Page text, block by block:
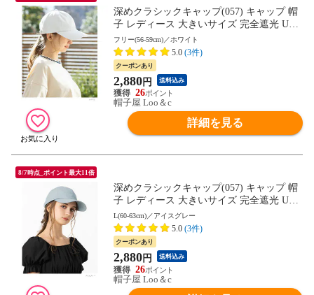
深めクラシックキャップ(057) キャップ 帽
子 レディース 大きいサイズ 完全遮光 UV
カット つば広 自転車 日よけ かぶーる日傘
母の日
フリー(56-59cm)／ホワイト
5.0 (3件)
クーポンあり
2,880円 送料込み
26
帽子屋 Loo＆c
詳細を見る
8/7時点_ポイント最大11倍
深めクラシックキャップ(057) キャップ 帽
子 レディース 大きいサイズ 完全遮光 UV
カット つば広 自転車 日よけ かぶーる日傘
母の日
L(60-63cm)／アイスグレー
5.0 (3件)
クーポンあり
2,880円 送料込み
26
帽子屋 Loo＆c